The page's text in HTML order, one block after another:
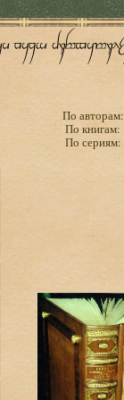
По авторам:
По книгам:
По сериям: